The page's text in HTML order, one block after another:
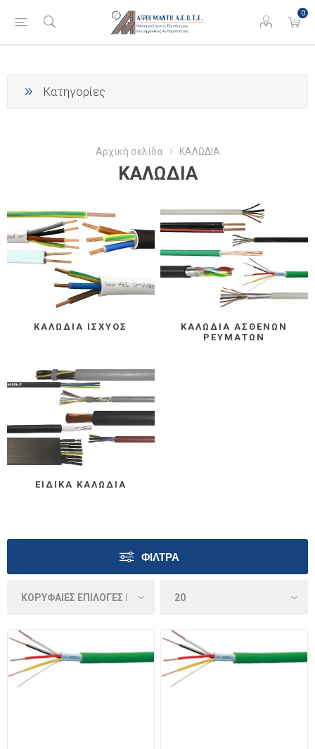
0
Κατηγορίες
Αρχική σελίδα ΚΑΛΩΔΙΑ
ΚΑΛΩΔΙΑ
ΚΑΛΏΔΙΑ ΙΣΧΎΟΣ
ΚΑΛΏΔΙΑ ΑΣΘΕΝΏΝ
ΡΕΥΜΆΤΩΝ
ΕΙΔΙΚΆ ΚΑΛΏΔΙΑ
ΦΊΛΤΡΑ